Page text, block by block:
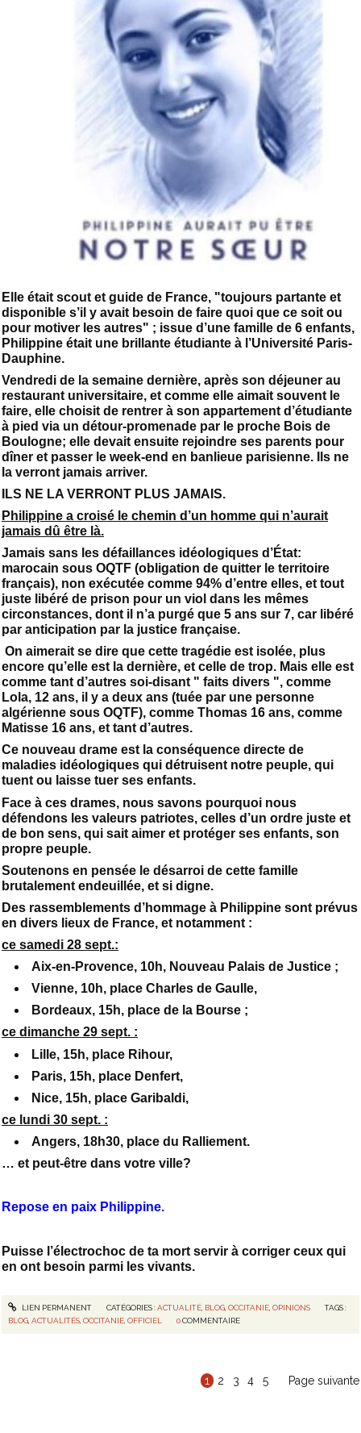
Elle était scout et guide de France, "toujours partante et
disponible s’il y avait besoin de faire quoi que ce soit ou
pour motiver les autres" ; issue d’une famille de 6 enfants,
Philippine était une brillante étudiante à l’Université Paris-
Dauphine.
Vendredi de la semaine dernière, après son déjeuner au
restaurant universitaire, et comme elle aimait souvent le
faire, elle choisit de rentrer à son appartement d’étudiante
à pied via un détour-promenade par le proche Bois de
Boulogne; elle devait ensuite rejoindre ses parents pour
dîner et passer le week-end en banlieue parisienne. Ils ne
la verront jamais arriver.
ILS NE LA VERRONT PLUS JAMAIS.
Philippine a croisé le chemin d’un homme qui n’aurait
jamais dû être là.
Jamais sans les défaillances idéologiques d’État:
marocain sous OQTF (obligation de quitter le territoire
français), non exécutée comme 94% d’entre elles, et tout
juste libéré de prison pour un viol dans les mêmes
circonstances, dont il n’a purgé que 5 ans sur 7, car libéré
par anticipation par la justice française.
On aimerait se dire que cette tragédie est isolée, plus
encore qu’elle est la dernière, et celle de trop. Mais elle est
comme tant d’autres soi-disant " faits divers ", comme
Lola, 12 ans, il y a deux ans (tuée par une personne
algérienne sous OQTF), comme Thomas 16 ans, comme
Matisse 16 ans, et tant d’autres.
Ce nouveau drame est la conséquence directe de
maladies idéologiques qui détruisent notre peuple, qui
tuent ou laisse tuer ses enfants.
Face à ces drames, nous savons pourquoi nous
défendons les valeurs patriotes, celles d’un ordre juste et
de bon sens, qui sait aimer et protéger ses enfants, son
propre peuple.
Soutenons en pensée le désarroi de cette famille
brutalement endeuillée, et si digne.
Des rassemblements d’hommage à Philippine sont prévus
en divers lieux de France, et notamment :
ce samedi 28 sept.:
Aix-en-Provence, 10h, Nouveau Palais de Justice ;
Vienne, 10h, place Charles de Gaulle,
Bordeaux, 15h, place de la Bourse ;
ce dimanche 29 sept. :
Lille, 15h, place Rihour,
Paris, 15h, place Denfert,
Nice, 15h, place Garibaldi,
ce lundi 30 sept. :
Angers, 18h30, place du Ralliement.
… et peut-être dans votre ville?
Repose en paix Philippine.
Puisse l’électrochoc de ta mort servir à corriger ceux qui
en ont besoin parmi les vivants.
LIEN PERMANENT CATÉGORIES :ACTUALITÉ, BLOG, OCCITANIE, OPINIONS
TAGS :
BLOG,ACTUALITÉS,OCCITANIE,OFFICIEL 0 COMMENTAIRE
1 2 3 4 5 Page suivante